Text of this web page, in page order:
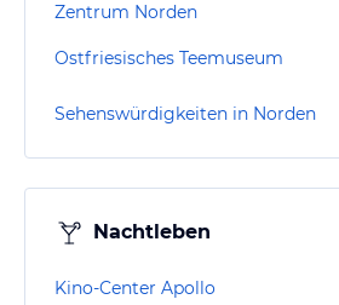
Zentrum Norden
Ostfriesisches Teemuseum
Sehenswürdigkeiten in Norden
Nachtleben
Kino-Center Apollo